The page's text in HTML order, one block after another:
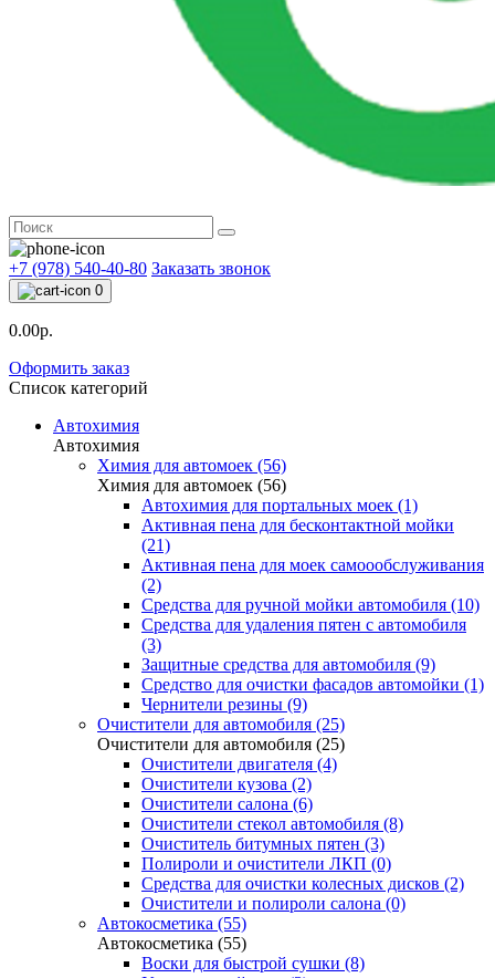
+7 (978) 540-40-80 Заказать звонок
0
0.00р.
Оформить заказ
Список категорий
Автохимия
Автохимия
Химия для автомоек (56)
Химия для автомоек (56)
Автохимия для портальных моек (1)
Активная пена для бесконтактной мойки
(21)
Активная пена для моек самоообслуживания
(2)
Средства для ручной мойки автомобиля (10)
Средства для удаления пятен с автомобиля
(3)
Защитные средства для автомобиля (9)
Средство для очистки фасадов автомойки (1)
Чернители резины (9)
Очистители для автомобиля (25)
Очистители для автомобиля (25)
Очистители двигателя (4)
Очистители кузова (2)
Очистители салона (6)
Очистители стекол автомобиля (8)
Очиститель битумных пятен (3)
Полироли и очистители ЛКП (0)
Средства для очистки колесных дисков (2)
Очистители и полироли салона (0)
Автокосметика (55)
Автокосметика (55)
Воски для быстрой сушки (8)